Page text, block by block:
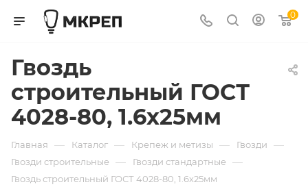
0
Гвоздь
строительный ГОСТ
4028-80, 1.6х25мм
Главная — Каталог — Крепеж и метизы — Гвозди —
Гвозди строительные — Гвозди стандартные —
Гвоздь строительный ГОСТ 4028-80, 1.6х25мм